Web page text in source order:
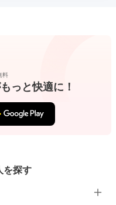
料
っと快適に！
を探す